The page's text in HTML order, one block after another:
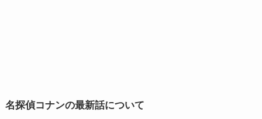
名探偵コナンの最新話について